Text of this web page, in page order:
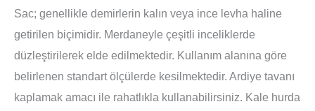
Sac; genellikle demirlerin kalın veya ince levha haline
getirilen biçimidir. Merdaneyle çeşitli inceliklerde
düzleştirilerek elde edilmektedir. Kullanım alanına göre
belirlenen standart ölçülerde kesilmektedir. Ardiye tavanı
kaplamak amacı ile rahatlıkla kullanabilirsiniz. Kale hurda